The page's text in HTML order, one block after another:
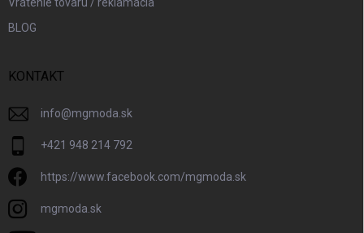
Vrátenie tovaru / reklamácia
BLOG
KONTAKT
info@mgmoda.sk
+421 948 214 792
https://www.facebook.com/mgmoda.sk
mgmoda.sk